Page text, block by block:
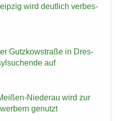
wird deut­lich ver­bes­
Gutz­kow­stra­ße in Dres­
auf
​Niederau wird zur
ge­nutzt